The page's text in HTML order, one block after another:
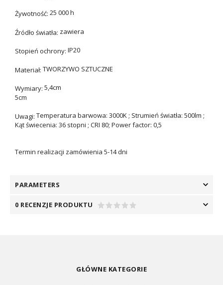
Żywotność: 25 000 h
Źródło światła: zawiera
Stopień ochrony: IP20
Materiał: TWORZYWO SZTUCZNE
Wymiary: 5,4cm
5cm
Uwagi: Temperatura barwowa: 3000K ; Strumień światła: 500lm ;
Kąt świecenia: 36 stopni ; CRI 80; Power factor: 0,5
Termin realizacji zamówienia 5-14 dni
PARAMETERS
0 RECENZJE PRODUKTU
GŁÓWNE KATEGORIE